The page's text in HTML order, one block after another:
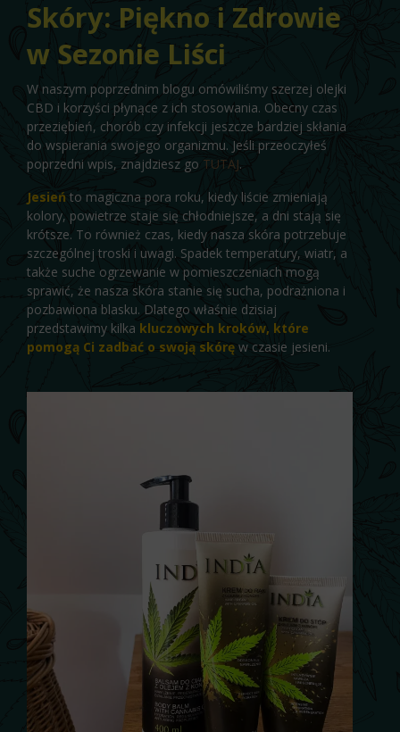
Skóry: Piękno i Zdrowie
w Sezonie Liści
W naszym poprzednim blogu omówiliśmy szerzej olejki
CBD i korzyści płynące z ich stosowania. Obecny czas
przeziębień, chorób czy infekcji jeszcze bardziej skłania
do wspierania swojego organizmu. Jeśli przeoczyłeś
poprzedni wpis, znajdziesz go TUTAJ.
Jesień to magiczna pora roku, kiedy liście zmieniają
kolory, powietrze staje się chłodniejsze, a dni stają się
krótsze. To również czas, kiedy nasza skóra potrzebuje
szczególnej troski i uwagi. Spadek temperatury, wiatr, a
także suche ogrzewanie w pomieszczeniach mogą
sprawić, że nasza skóra stanie się sucha, podrażniona i
pozbawiona blasku. Dlatego właśnie dzisiaj
przedstawimy kilka kluczowych kroków, które
pomogą Ci zadbać o swoją skórę w czasie jesieni.